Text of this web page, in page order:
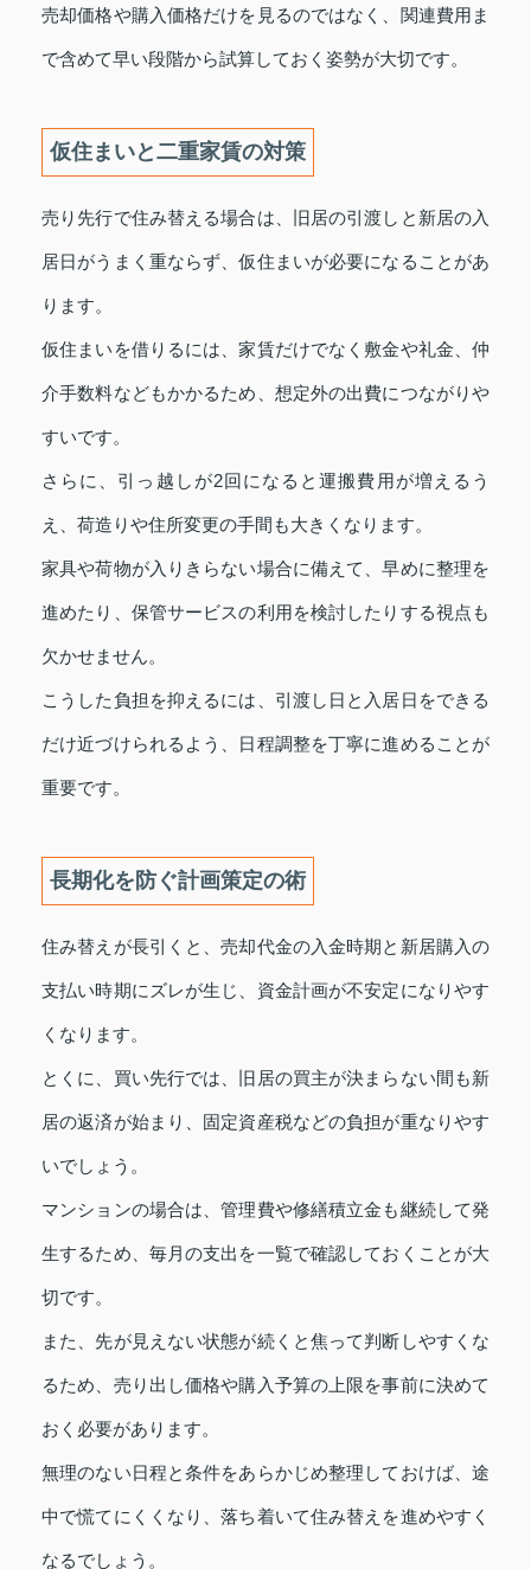
売却価格や購入価格だけを見るのではなく、関連費用ま
で含めて早い段階から試算しておく姿勢が大切です。
仮住まいと二重家賃の対策
売り先行で住み替える場合は、旧居の引渡しと新居の入
居日がうまく重ならず、仮住まいが必要になることがあ
ります。
仮住まいを借りるには、家賃だけでなく敷金や礼金、仲
介手数料などもかかるため、想定外の出費につながりや
すいです。
さらに、引っ越しが2回になると運搬費用が増えるう
え、荷造りや住所変更の手間も大きくなります。
家具や荷物が入りきらない場合に備えて、早めに整理を
進めたり、保管サービスの利用を検討したりする視点も
欠かせません。
こうした負担を抑えるには、引渡し日と入居日をできる
だけ近づけられるよう、日程調整を丁寧に進めることが
重要です。
長期化を防ぐ計画策定の術
住み替えが長引くと、売却代金の入金時期と新居購入の
支払い時期にズレが生じ、資金計画が不安定になりやす
くなります。
とくに、買い先行では、旧居の買主が決まらない間も新
居の返済が始まり、固定資産税などの負担が重なりやす
いでしょう。
マンションの場合は、管理費や修繕積立金も継続して発
生するため、毎月の支出を一覧で確認しておくことが大
切です。
また、先が見えない状態が続くと焦って判断しやすくな
るため、売り出し価格や購入予算の上限を事前に決めて
おく必要があります。
無理のない日程と条件をあらかじめ整理しておけば、途
中で慌てにくくなり、落ち着いて住み替えを進めやすく
なるでしょう。